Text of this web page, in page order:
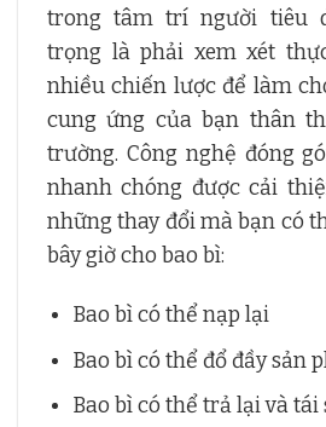
trong tâm trí người tiêu
trọng là phải xem xét
nhiều chiến lược để làm
cung ứng của bạn thân
trường. Công nghệ đóng
nhanh chóng được cải
những thay đổi mà bạn có
bây giờ cho bao bì:
Bao bì có thể nạp lại
Bao bì có thể đổ đầy sản
Bao bì có thể trả lại và tái